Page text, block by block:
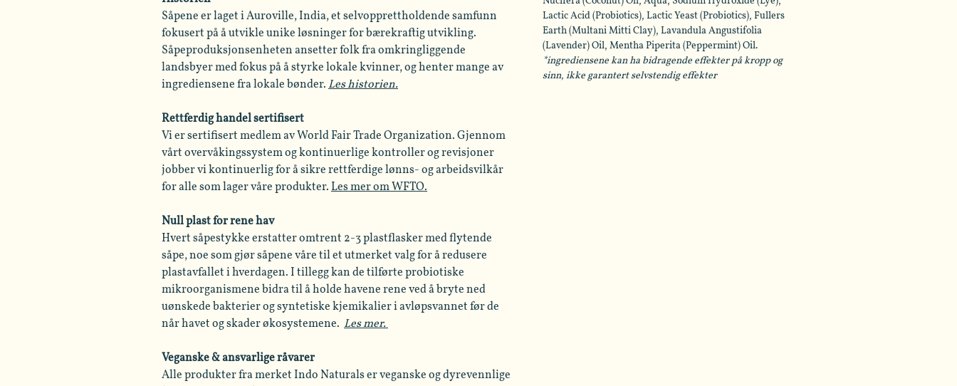
Såpene er laget i Auroville, India, et selvopprettholdende samfunn
fokusert på å utvikle unike løsninger for bærekraftig utvikling.
Såpeproduksjonsenheten ansetter folk fra omkringliggende
landsbyer med fokus på å styrke lokale kvinner, og henter mange av
ingrediensene fra lokale bønder. Les historien.
Rettferdig handel sertifisert
Vi er sertifisert medlem av World Fair Trade Organization. Gjennom
vårt overvåkingssystem og kontinuerlige kontroller og revisjoner
jobber vi kontinuerlig for å sikre rettferdige lønns- og arbeidsvilkår
for alle som lager våre produkter. Les mer om WFTO.
Null plast for rene hav
Hvert såpestykke erstatter omtrent 2-3 plastflasker med flytende
såpe, noe som gjør såpene våre til et utmerket valg for å redusere
plastavfallet i hverdagen. I tillegg kan de tilførte probiotiske
mikroorganismene bidra til å holde havene rene ved å bryte ned
uønskede bakterier og syntetiske kjemikalier i avløpsvannet før de
når havet og skader økosystemene. Les mer.
Veganske & ansvarlige råvarer
Alle produkter fra merket Indo Naturals er veganske og dyrevennlige
Lactic Acid (Probiotics), Lactic Yeast (Probiotics), Fullers
Earth (Multani Mitti Clay), Lavandula Angustifolia
(Lavender) Oil, Mentha Piperita (Peppermint) Oil.
*ingrediensene kan ha bidragende effekter på kropp og
sinn, ikke garantert selvstendig effekter